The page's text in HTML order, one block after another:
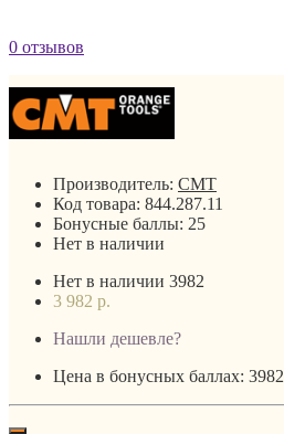
0 отзывов
Производитель: CMT
Код товара: 844.287.11
Бонусные баллы: 25
Нет в наличии
Нет в наличии 3982
3 982 р.
Нашли дешевле?
Цена в бонусных баллах: 3982